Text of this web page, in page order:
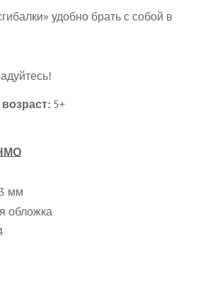
удобно брать с собой в
5+
мм
обложка